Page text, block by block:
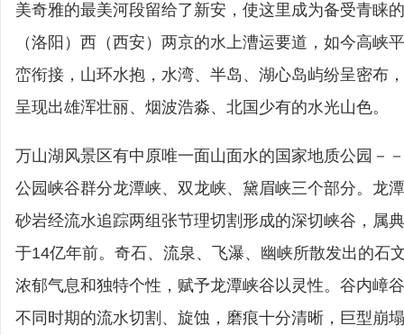
美奇雅的最美河段留给了新安，使这里成为备受青睐
（洛阳）西（西安）两京的水上漕运要道，如今高峡
峦衔接，山环水抱，水湾、半岛、湖心岛屿纷呈密布
呈现出雄浑壮丽、烟波浩淼、北国少有的水光山色。
万山湖风景区有中原唯一面山面水的国家地质公园－
公园峡谷群分龙潭峡、双龙峡、黛眉峡三个部分。龙
砂岩经流水追踪两组张节理切割形成的深切峡谷，属
于14亿年前。奇石、流泉、飞瀑、幽峡所散发出的石
浓郁气息和独特个性，赋予龙潭峡谷以灵性。谷内嶂
不同时期的流水切割、旋蚀，磨痕十分清晰，巨型崩